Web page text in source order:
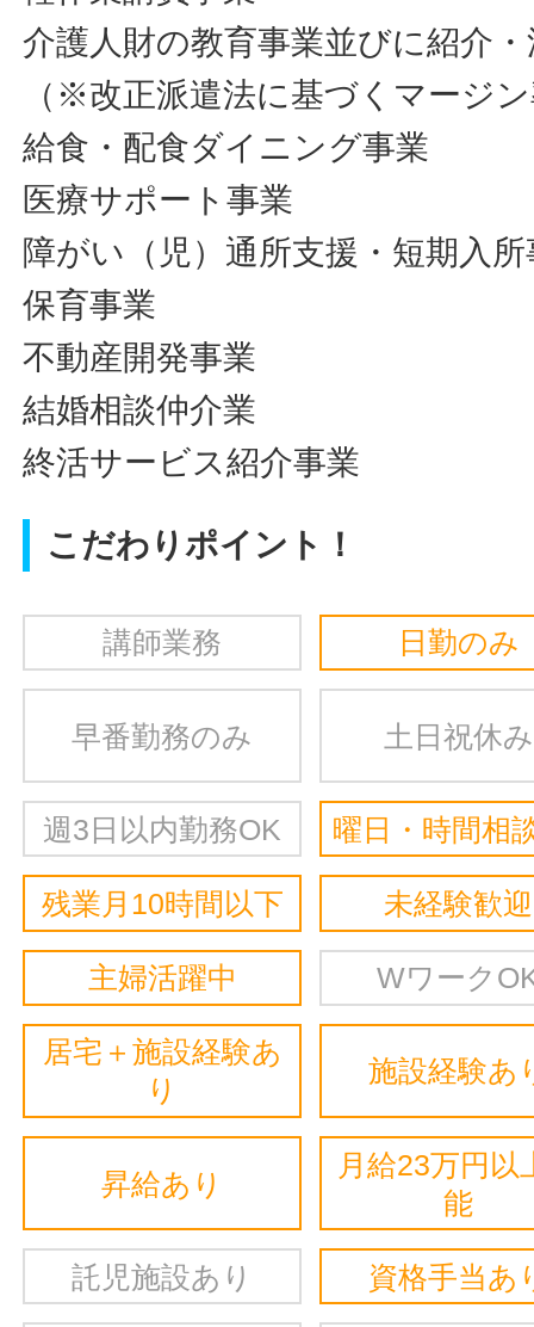
介護人財の教育事業並びに紹介
（※改正派遣法に基づくマージ
給食・配食ダイニング事業
医療サポート事業
障がい（児）通所支援・短期入所
保育事業
不動産開発事業
結婚相談仲介業
終活サービス紹介事業
こだわりポイント！
講師業務 日勤のみ
早番勤務のみ 土日祝休み
週3日以内勤務OK 曜日・時間相
残業月10時間以下 未経験歓迎
主婦活躍中 Wワーク
居宅＋施設経験あ
り
施設経験あ
昇給あり
月給23万円以
能
託児施設あり 資格手当あ